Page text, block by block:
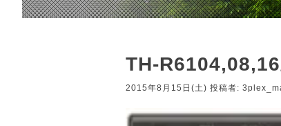
TH-
2015年8月15日(土) 投稿者: